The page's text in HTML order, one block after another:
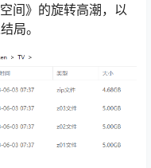
间》的旋转高潮，以
局。